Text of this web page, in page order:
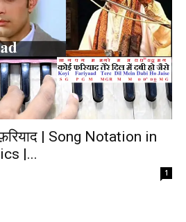
| Song Notation in
|...
1